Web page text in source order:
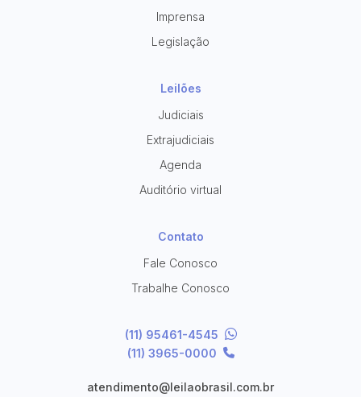
Imprensa
Legislação
Leilões
Judiciais
Extrajudiciais
Agenda
Auditório virtual
Contato
Fale Conosco
Trabalhe Conosco
(11) 95461-4545
(11) 3965-0000
atendimento@leilaobrasil.com.br